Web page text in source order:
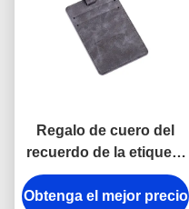
Regalo de cuero del
recuerdo de la etiqueta
del equipaje de la PU de
Grey Genuine Leather
Obtenga el mejor precio